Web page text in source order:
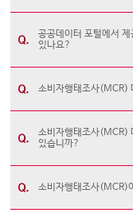
공공데이터 포털에서
있나요?
소비자행태조사(MCR)
소비자행태조사(MCR)
있습니까?
소비자행태조사(MCR)